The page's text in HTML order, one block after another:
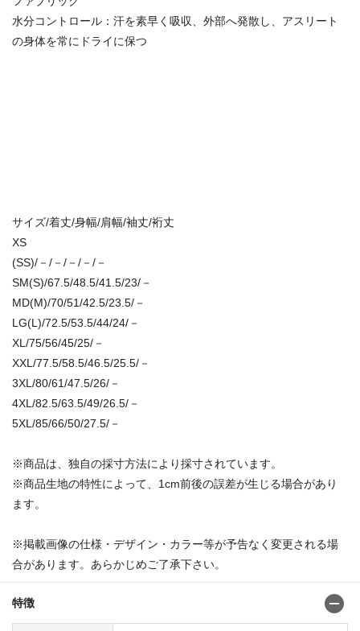
水分コントロール：汗を素早く吸収、外部へ発散し、アスリート
の身体を常にドライに保つ
サイズ/着丈/身幅/肩幅/袖丈/裄丈
XS
(SS)/－/－/－/－/－
SM(S)/67.5/48.5/41.5/23/－
MD(M)/70/51/42.5/23.5/－
LG(L)/72.5/53.5/44/24/－
XL/75/56/45/25/－
XXL/77.5/58.5/46.5/25.5/－
3XL/80/61/47.5/26/－
4XL/82.5/63.5/49/26.5/－
5XL/85/66/50/27.5/－
※商品は、独自の採寸方法により採寸されています。
※商品生地の特性によって、1cm前後の誤差が生じる場合があり
ます。
※掲載画像の仕様・デザイン・カラー等が予告なく変更される場
合があります。あらかじめご了承下さい。
特徴